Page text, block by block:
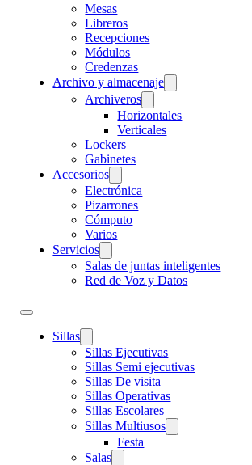
Mesas
Libreros
Recepciones
Módulos
Credenzas
Archivo y almacenaje
Archiveros
Horizontales
Verticales
Lockers
Gabinetes
Accesorios
Electrónica
Pizarrones
Cómputo
Varios
Servicios
Salas de juntas inteligentes
Red de Voz y Datos
Sillas
Sillas Ejecutivas
Sillas Semi ejecutivas
Sillas De visita
Sillas Operativas
Sillas Escolares
Sillas Multiusos
Festa
Salas